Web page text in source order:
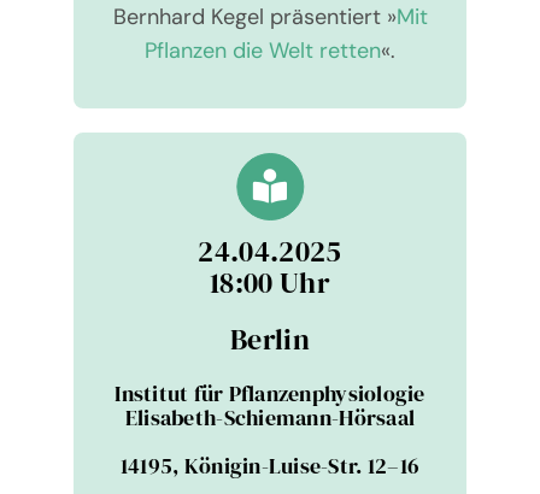
Bernhard Kegel prä­sen­tiert »Mit
Pflan­zen die Welt retten«.
24.04.2025
18:00 Uhr
Berlin
Insti­tut für Pflan­zen­phy­sio­lo­gie
Eli­sa­beth-Schie­mann-Hör­saal
14195, Köni­gin-Luise-Str. 12–16